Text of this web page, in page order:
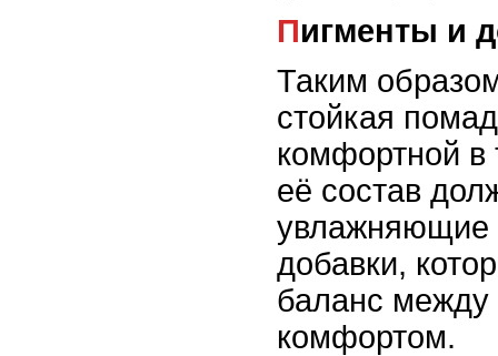
Пигменты и
Таким
стойкая
комфортной в
её состав
увлажняющие
добавки,
баланс между
комфортом.